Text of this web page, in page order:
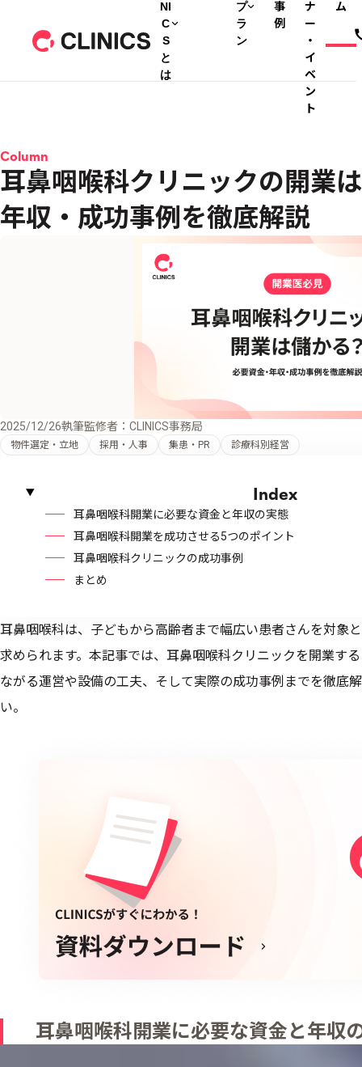
NI
C
S
と
は
プ
ラ
ン
事
例
ナ
ー
・
イ
ベ
ン
ト
ム
Column
耳鼻咽喉科クリニックの開業
年収・成功事例を徹底解説
2025/12/26執筆監修者：CLINICS事務局
物件選定・立地 採用・人事 集患・PR 診療科別経営
Index
耳鼻咽喉科開業に必要な資金と年収の実態
耳鼻咽喉科開業を成功させる5つのポイント
耳鼻咽喉科クリニックの成功事例
まとめ
耳鼻咽喉科は、子どもから高齢者まで幅広い患者さんを対象
求められます。本記事では、耳鼻咽喉科クリニックを開業す
ながる運営や設備の工夫、そして実際の成功事例までを徹底
い。
耳鼻咽喉科開業に必要な資金と年収